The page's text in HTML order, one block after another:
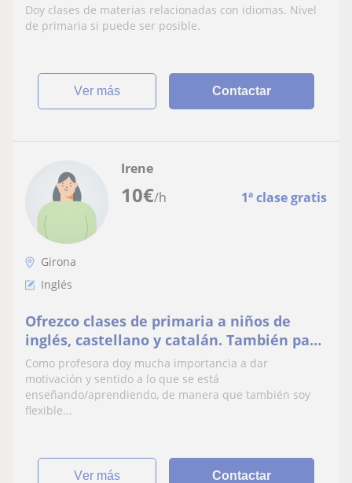
posible
Doy clases de materias relacionadas con idiomas. Nivel
de primaria si puede ser posible.
ver más Contactar
10€/h 1ª clase gratis
Irene
Girona
Inglés
Ofrezco clases de primaria a niños de
inglés, castellano y catalán. También para
adultos. Tengo experiencia haciendo
clases de repaso, clases de lectura con
niños y enseñando catalán y castellano a
personas migradas. Se me dan bien los
Como profesora doy mucha importancia a dar
motivación y sentido a lo que se está
enseñando/aprendiendo, de manera que también soy
flexible...
ver más Contactar